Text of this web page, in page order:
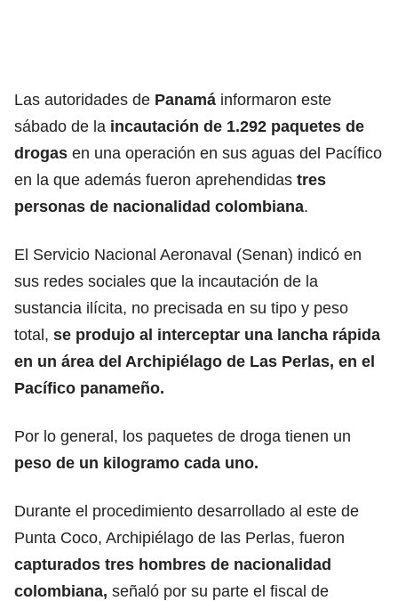
Las autoridades de Panamá informaron este
sábado de la incautación de 1.292 paquetes de
drogas en una operación en sus aguas del Pacífico
en la que además fueron aprehendidas tres
personas de nacionalidad colombiana.
El Servicio Nacional Aeronaval (Senan) indicó en
sus redes sociales que la incautación de la
sustancia ilícita, no precisada en su tipo y peso
total, se produjo al interceptar una lancha rápida
en un área del Archipiélago de Las Perlas, en el
Pacífico panameño.
Por lo general, los paquetes de droga tienen un
peso de un kilogramo cada uno.
Durante el procedimiento desarrollado al este de
Punta Coco, Archipiélago de las Perlas, fueron
capturados tres hombres de nacionalidad
colombiana, señaló por su parte el fiscal de